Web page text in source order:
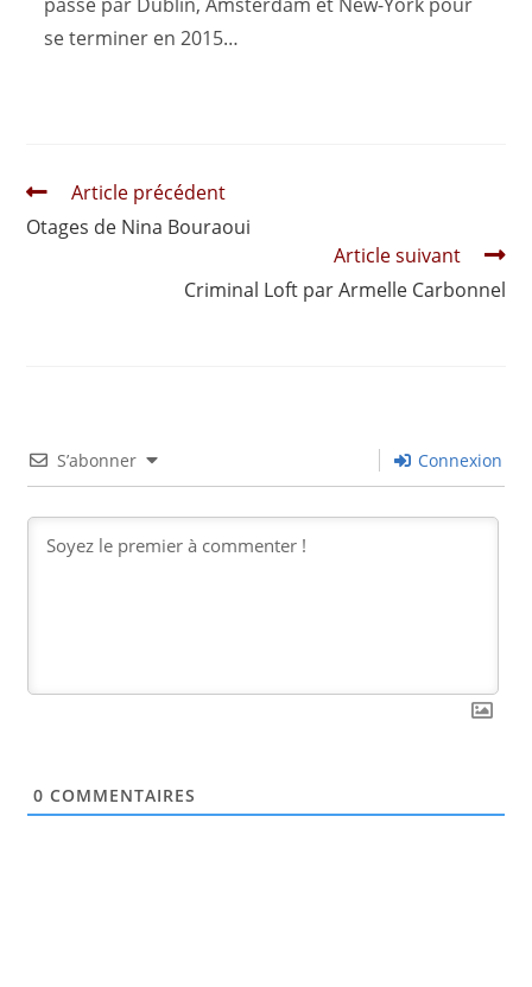
se terminer en 2015…
Read
articles
Article précédent
Otages de Nina Bouraoui
Article suivant
Criminal Loft par Armelle Carbonnel
S’abonner Connexion
0 COMMENTAIRES